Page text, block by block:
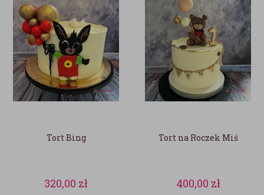
Tort Bing
320,00 zł
Tort na Roczek Miś
400,00 zł